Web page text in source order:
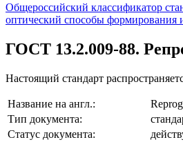
Общероссийский классификатор
оптический способы формирования
ГОСТ 13.2.009-88.
Настоящий стандарт
Название на англ.:
Тип документа:
Статус документа: